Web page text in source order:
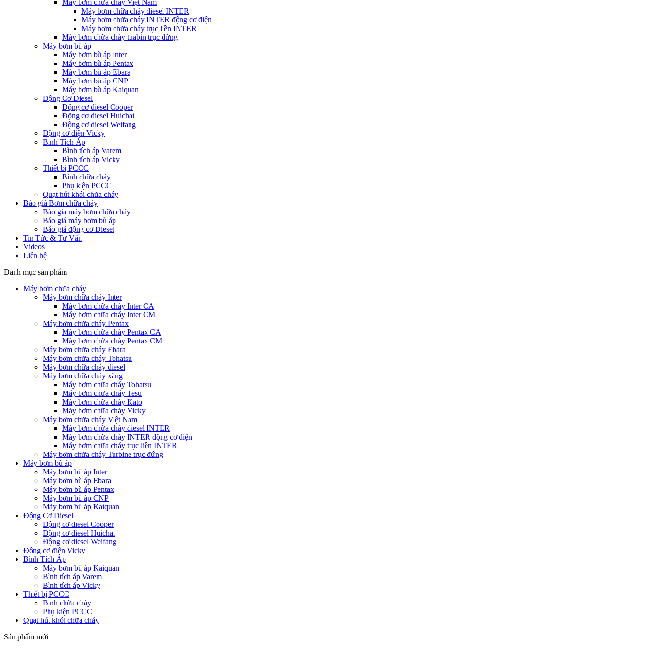
Máy bơm chữa cháy Việt Nam
Máy bơm chữa cháy diesel INTER
Máy bơm chữa cháy INTER động cơ điện
Máy bơm chữa cháy trục liền INTER
Máy bơm chữa cháy tuabin trục đứng
Máy bơm bù áp
Máy bơm bù áp Inter
Máy bơm bù áp Pentax
Máy bơm bù áp Ebara
Máy bơm bù áp CNP
Máy bơm bù áp Kaiquan
Động Cơ Diesel
Động cơ diesel Cooper
Động cơ diesel Huichai
Động cơ diesel Weifang
Động cơ điện Vicky
Bình Tích Áp
Bình tích áp Varem
Bình tích áp Vicky
Thiết bị PCCC
Bình chữa cháy
Phụ kiện PCCC
Quạt hút khói chữa cháy
Báo giá Bơm chữa cháy
Báo giá máy bơm chữa cháy
Báo giá máy bơm bù áp
Báo giá động cơ Diesel
Tin Tức & Tư Vấn
Videos
Liên hệ
Danh mục sản phẩm
Máy bơm chữa cháy
Máy bơm chữa cháy Inter
Máy bơm chữa cháy Inter CA
Máy bơm chữa cháy Inter CM
Máy bơm chữa cháy Pentax
Máy bơm chữa cháy Pentax CA
Máy bơm chữa cháy Pentax CM
Máy bơm chữa cháy Ebara
Máy bơm chữa cháy Tohatsu
Máy bơm chữa cháy diesel
Máy bơm chữa cháy xăng
Máy bơm chữa cháy Tohatsu
Máy bơm chữa cháy Tesu
Máy bơm chữa cháy Kato
Máy bơm chữa cháy Vicky
Máy bơm chữa cháy Việt Nam
Máy bơm chữa cháy diesel INTER
Máy bơm chữa cháy INTER động cơ điện
Máy bơm chữa cháy trục liền INTER
Máy bơm chữa cháy Turbine trục đứng
Máy bơm bù áp
Máy bơm bù áp Inter
Máy bơm bù áp Ebara
Máy bơm bù áp Pentax
Máy bơm bù áp CNP
Máy bơm bù áp Kaiquan
Động Cơ Diesel
Động cơ diesel Cooper
Động cơ diesel Huichai
Động cơ diesel Weifang
Động cơ điện Vicky
Bình Tích Áp
Máy bơm bù áp Kaiquan
Bình tích áp Varem
Bình tích áp Vicky
Thiết bị PCCC
Bình chữa cháy
Phụ kiện PCCC
Quạt hút khói chữa cháy
Sản phẩm mới